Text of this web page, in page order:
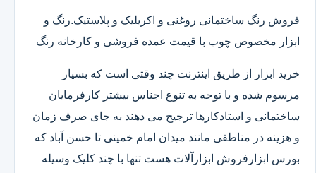
فروش رنگ ساختمانی روغنی و اکریلیک و پلاستیک.رنگ و
ابزار مخصوص چوب با قیمت عمده فروشی و کارخانه رنگ
خرید ابزار از طریق اینترنت چند وقتی است که بسیار
مرسوم شده و با توجه به تنوع اجناس بیشتر کارفرمایان
ساختمانی و استادکارها ترجیح می دهند به جای صرف زمان
و هزینه در مناطقی مانند میدان امام خمینی تا حسن آباد که
بورس ابزارفروش ابزارآلات هست تنها با چند کلیک وسیله